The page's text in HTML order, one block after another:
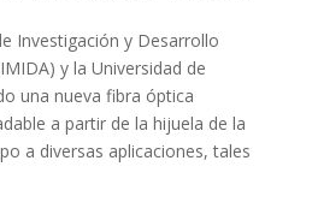
Investigación y Desarrollo
y la Universidad de
una nueva fibra óptica
a partir de la hijuela de la
a diversas aplicaciones, tales